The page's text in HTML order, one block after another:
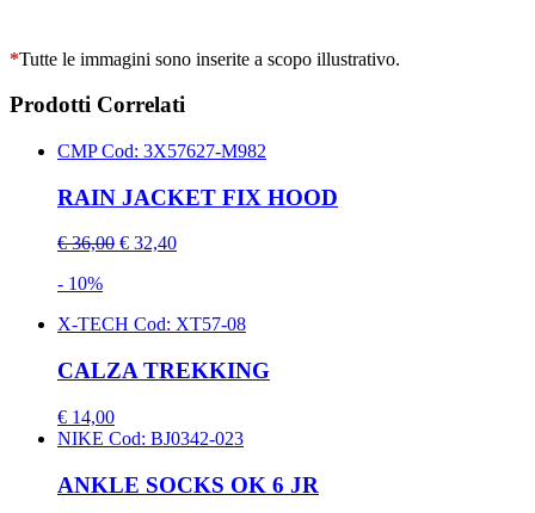
*Tutte le immagini sono inserite a scopo illustrativo.
Prodotti Correlati
CMPCod: 3X57627-M982
RAIN JACKET FIX HOOD
€ 36,00 € 32,40
- 10%
X-TECH Cod: XT57-08
CALZA TREKKING
€ 14,00
NIKE Cod: BJ0342-023
ANKLE SOCKS OK 6 JR